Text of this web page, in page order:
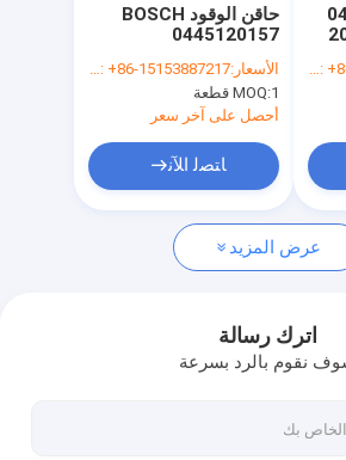
حاقن الوقود BOSCH
0445120157
0445120157
0445120157 لـ SAIC-
IVECO HONGYAN
504255185 ، FIAT
الأسعار:WhatsApp/WeChat: +86-15153887217
MOQ:1 قطعة
أحصل على آخر سعر
ﺎﺘﺼﻟ ﺍﻶﻧ
0493
456-3493
عرض المزيد
اترك رسالة
نقوم بالرد بسرعة